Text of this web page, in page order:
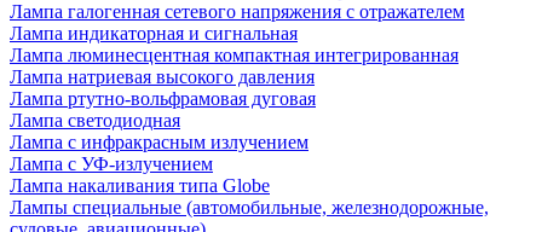
Лампа галогенная сетевого напряжения с отражателем
Лампа индикаторная и сигнальная
Лампа люминесцентная компактная интегрированная
Лампа натриевая высокого давления
Лампа ртутно-вольфрамовая дуговая
Лампа светодиодная
Лампа с инфракрасным излучением
Лампа с УФ-излучением
Лампа накаливания типа Globe
Лампы специальные (автомобильные, железнодорожные,